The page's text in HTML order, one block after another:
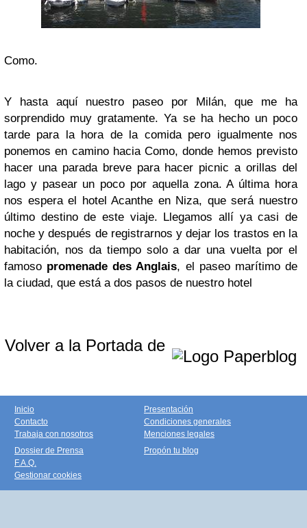
Como.
Y hasta aquí nuestro paseo por Milán, que me ha
sorprendido muy gratamente. Ya se ha hecho un poco
tarde para la hora de la comida pero igualmente nos
ponemos en camino hacia Como, donde hemos previsto
hacer una parada breve para hacer picnic a orillas del
lago y pasear un poco por aquella zona. A última hora
nos espera el hotel Acanthe en Niza, que será nuestro
último destino de este viaje. Llegamos allí ya casi de
noche y después de registrarnos y dejar los trastos en la
habitación, nos da tiempo solo a dar una vuelta por el
famoso promenade des Anglais, el paseo marítimo de
la ciudad, que está a dos pasos de nuestro hotel
Volver a la Portada de
Inicio
Contacto
Trabaja con nosotros
Presentación
Condiciones generales
Menciones legales
Dossier de Prensa
F.A.Q.
Gestionar cookies
Propón tu blog